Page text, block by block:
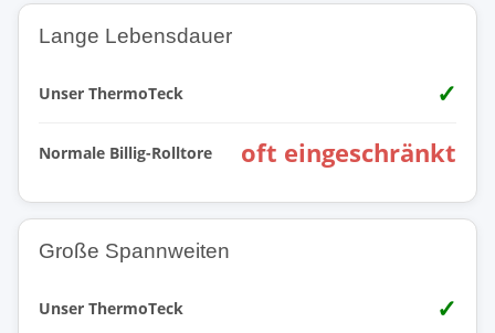
Lange Lebensdauer
Unser ThermoTeck ✓
Normale Billig-Rolltore oft eingeschränkt
Große Spannweiten
Unser ThermoTeck ✓